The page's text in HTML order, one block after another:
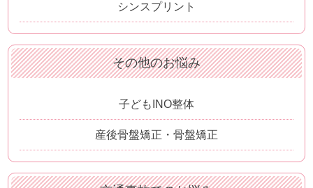
シンスプリント
その他のお悩み
子どもINO整体
産後骨盤矯正・骨盤矯正